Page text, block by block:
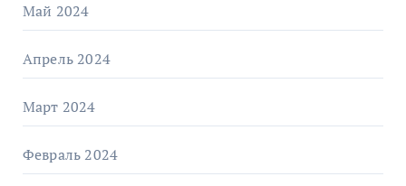
Май 2024
Апрель 2024
Март 2024
Февраль 2024